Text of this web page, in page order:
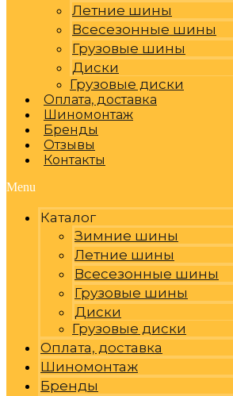
Летние шины
Всесезонные шины
Грузовые шины
Диски
Грузовые диски
Оплата, доставка
Шиномонтаж
Бренды
Отзывы
Контакты
Menu
Каталог
Зимние шины
Летние шины
Всесезонные шины
Грузовые шины
Диски
Грузовые диски
Оплата, доставка
Шиномонтаж
Бренды